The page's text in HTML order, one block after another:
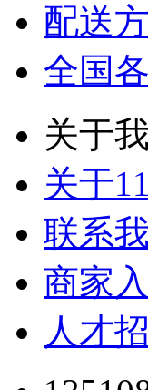
配送
全国
关于
关于
联系
商家
人才